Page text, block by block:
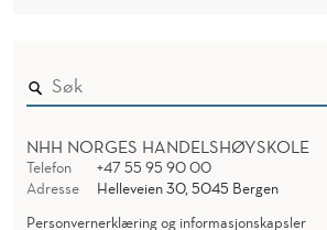
NHH NORGES HANDELSHØYSKOLE
Telefon
+47 55 95 90 00
Adresse
Helleveien 30, 5045 Bergen
Personvernerklæring og informasjonskapsler